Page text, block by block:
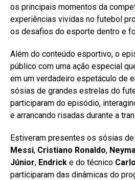
os principais momentos da
experiências vividas no futebol
os desafios do esporte dentro e
Além do conteúdo esportivo, o
público com uma ação especial
em um verdadeiro espetáculo de
sósias de grandes estrelas do
participaram do episódio,
e arrancando risadas durante a
Estiveram presentes os sósias de
Messi, Cristiano Ronaldo,
Júnior, Endrick e do técnico
participaram das dinâmicas do